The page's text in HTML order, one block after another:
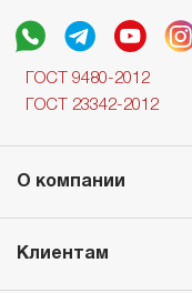
ГОСТ 9480-2012
ГОСТ 23342-2012
О компании
Клиентам